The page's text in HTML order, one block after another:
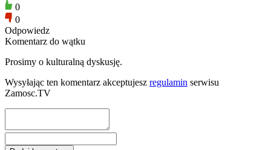
0
0
Odpowiedz
Komentarz do wątku
Prosimy o kulturalną dyskusję.
Wysyłając ten komentarz akceptujesz regulamin serwisu
Zamosc.TV